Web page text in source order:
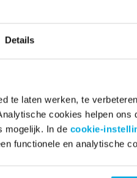
Details
te laten werken, te
cookies helpen ons
mogelijk. In de cookie-
functionele en analytische
jou in